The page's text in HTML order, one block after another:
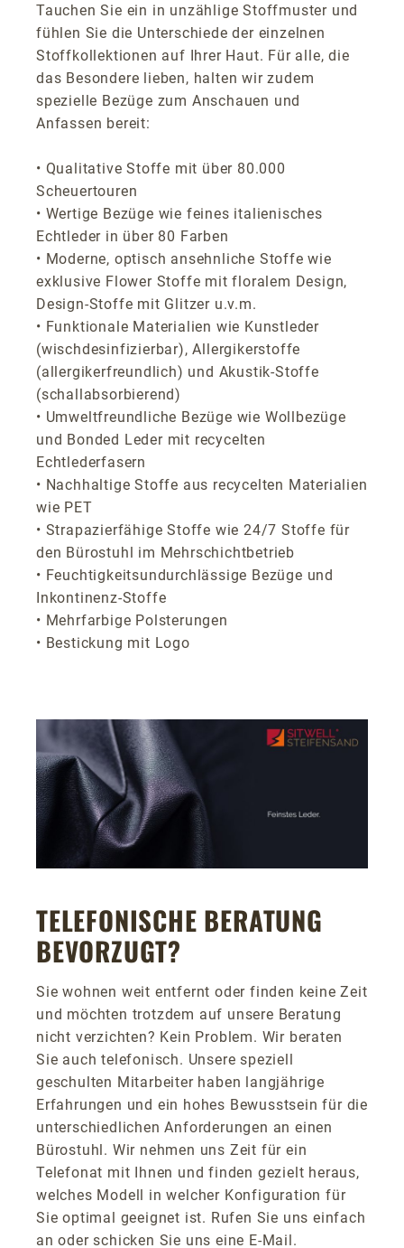
Tauchen Sie ein in unzählige Stoffmuster und
fühlen Sie die Unterschiede der einzelnen
Stoffkollektionen auf Ihrer Haut. Für alle, die
das Besondere lieben, halten wir zudem
spezielle Bezüge zum Anschauen und
Anfassen bereit:
• Qualitative Stoffe mit über 80.000
Scheuertouren
• Wertige Bezüge wie feines italienisches
Echtleder in über 80 Farben
• Moderne, optisch ansehnliche Stoffe wie
exklusive Flower Stoffe mit floralem Design,
Design-Stoffe mit Glitzer u.v.m.
• Funktionale Materialien wie Kunstleder
(wischdesinfizierbar), Allergikerstoffe
(allergikerfreundlich) und Akustik-Stoffe
(schallabsorbierend)
• Umweltfreundliche Bezüge wie Wollbezüge
und Bonded Leder mit recycelten
Echtlederfasern
• Nachhaltige Stoffe aus recycelten Materialien
wie PET
• Strapazierfähige Stoffe wie 24/7 Stoffe für
den Bürostuhl im Mehrschichtbetrieb
• Feuchtigkeitsundurchlässige Bezüge und
Inkontinenz-Stoffe
• Mehrfarbige Polsterungen
• Bestickung mit Logo
TELEFONISCHE BERATUNG
BEVORZUGT?
Sie wohnen weit entfernt oder finden keine Zeit
und möchten trotzdem auf unsere Beratung
nicht verzichten? Kein Problem. Wir beraten
Sie auch telefonisch. Unsere speziell
geschulten Mitarbeiter haben langjährige
Erfahrungen und ein hohes Bewusstsein für die
unterschiedlichen Anforderungen an einen
Bürostuhl. Wir nehmen uns Zeit für ein
Telefonat mit Ihnen und finden gezielt heraus,
welches Modell in welcher Konfiguration für
Sie optimal geeignet ist. Rufen Sie uns einfach
an oder schicken Sie uns eine E-Mail.